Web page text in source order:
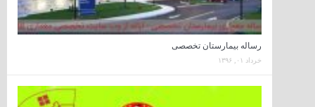
رساله بیمارستان تخصصی
خرداد ۰۱, ۱۳۹۶